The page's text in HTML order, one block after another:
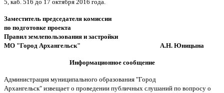
5, каб. 516 до 17 октября 2016 года.
Заместитель председателя комиссии
по подготовке проекта
Правил землепользования и застройки
МО "Город Архангельск" А.Н. Юницына
Информационное сообщение
Администрация муниципального образования "Город
Архангельск" извещает о проведении публичных слушаний по вопросу о